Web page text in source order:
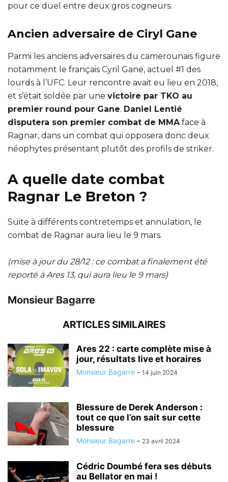
pour ce duel entre deux gros cogneurs.
Ancien adversaire de Ciryl Gane
Parmi les anciens adversaires du camerounais figure
notamment le français Cyril Gane, actuel #1 des
lourds à l’UFC. Leur rencontre avait eu lieu en 2018,
et s’était soldée par une victoire par TKO au
premier round pour Gane. Daniel Lentié
disputera son premier combat de MMA face à
Ragnar, dans un combat qui opposera donc deux
néophytes présentant plutôt des profils de striker.
A quelle date combat
Ragnar Le Breton ?
Suite à différents contretemps et annulation, le
combat de Ragnar aura lieu le 9 mars.
(mise à jour du 28/12 : ce combat a finalement été
reporté à Ares 13, qui aura lieu le 9 mars)
Monsieur Bagarre
ARTICLES SIMILAIRES
Ares 22 : carte complète mise à
jour, résultats live et horaires
Monsieur Bagarre - 14 juin 2024
Blessure de Derek Anderson :
tout ce que l’on sait sur cette
blessure
Monsieur Bagarre - 23 avril 2024
Cédric Doumbé fera ses débuts
au Bellator en mai !